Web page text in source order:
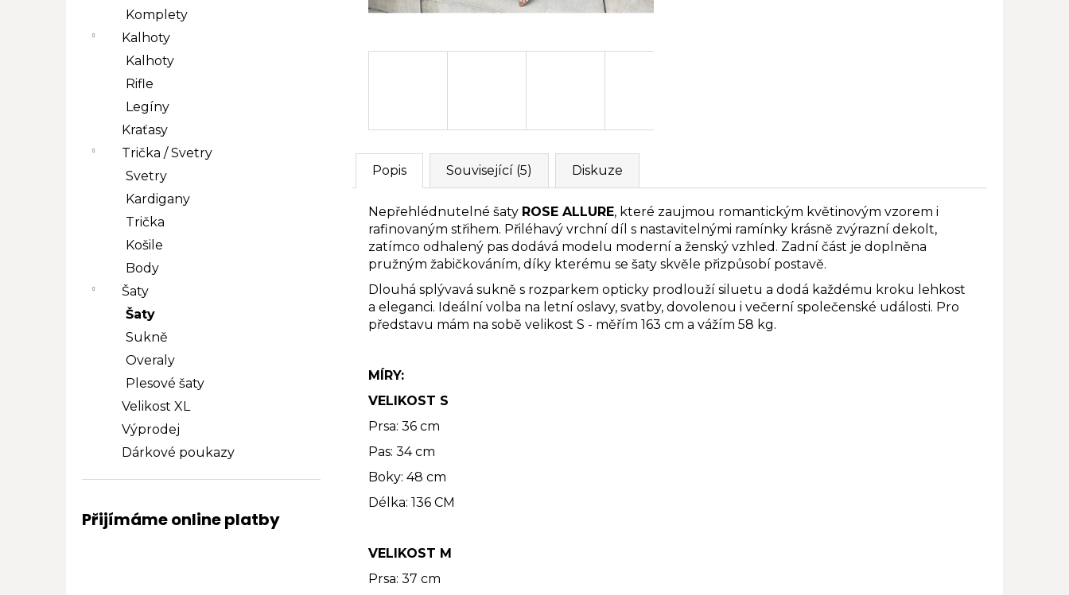
Komplety
Kalhoty
Kalhoty
Rifle
Legíny
Kraťasy
Trička / Svetry
Svetry
Kardigany
Trička
Košile
Body
Šaty
Šaty
Sukně
Overaly
Plesové šaty
Velikost XL
Výprodej
Dárkové poukazy
Přijímáme online platby
Popis Související (5) Diskuze
Nepřehlédnutelné šaty ROSE ALLURE, které zaujmou romantickým květinovým vzorem i
rafinovaným střihem. Přiléhavý vrchní díl s nastavitelnými ramínky krásně zvýrazní dekolt,
zatímco odhalený pas dodává modelu moderní a ženský vzhled. Zadní část je doplněna
pružným žabičkováním, díky kterému se šaty skvěle přizpůsobí postavě.
Dlouhá splývavá sukně s rozparkem opticky prodlouží siluetu a dodá každému kroku lehkost
a eleganci. Ideální volba na letní oslavy, svatby, dovolenou i večerní společenské události. Pro
představu mám na sobě velikost S - měřím 163 cm a vážím 58 kg.
MÍRY:
VELIKOST S
Prsa: 36 cm
Pas: 34 cm
Boky: 48 cm
Délka: 136 CM
VELIKOST M
Prsa: 37 cm